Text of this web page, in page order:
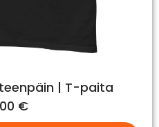
| T-paita
€